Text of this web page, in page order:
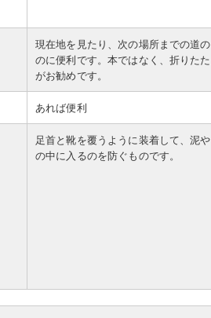
現在地を見たり、次の場所までの道
のに便利です。本ではなく、折りた
がお勧めです。
あれば便利
足首と靴を覆うように装着して、泥
の中に入るのを防ぐものです。